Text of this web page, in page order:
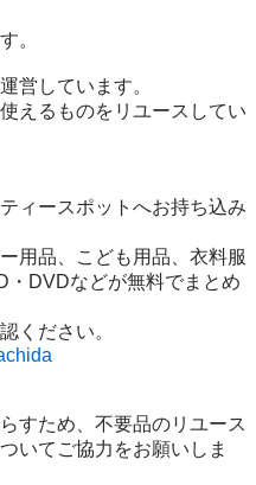
。
営しています。
えるものをリユースしてい
ィースポットへお持ち込み
用品、こども用品、衣料服
・DVDなどが無料でまとめ
すため、不要品のリユース
いてご協力をお願いしま